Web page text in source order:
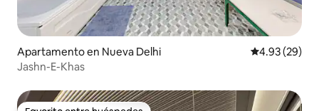
Apartamento en Nueva Delhi Calificación
4.93 (29)
Jashn-E-Khas